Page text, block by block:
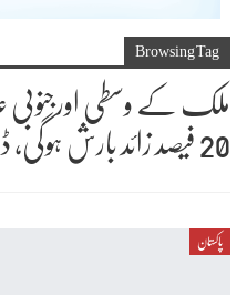
Browsing Tag
ملک کے وسطی اورجنوبی
20 فیصد زائد بارش ہوگی، ڈی جی محکمہ موسمیات
پاکستان